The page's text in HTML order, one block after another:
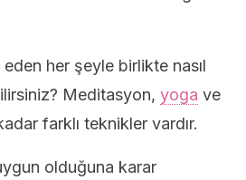
eden her şeyle birlikte nasıl
Meditasyon, yoga ve
farklı teknikler vardır.
olduğuna karar